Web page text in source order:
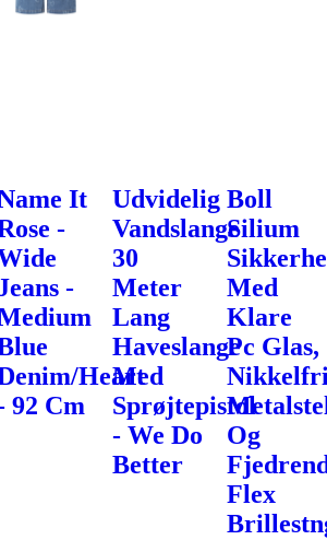
It
-
-
Heart
92 Cm
Udvidelig
Vandslange
30
Meter
Lang
Haveslange
Med
Sprøjtepistol
- We Do
Better
Boll
Silium
Med
Klare
Pc Glas,
Og
Flex